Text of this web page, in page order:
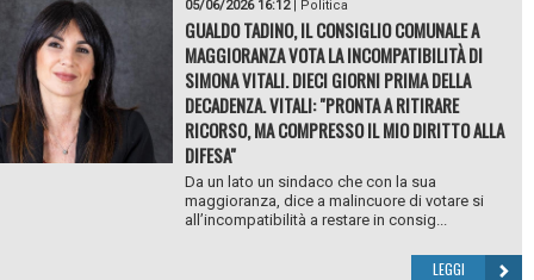
05/06/2026 16:12| Politica
GUALDO TADINO, IL CONSIGLIO COMUNALE A
MAGGIORANZA VOTA LA INCOMPATIBILITÀ DI
SIMONA VITALI. DIECI GIORNI PRIMA DELLA
DECADENZA. VITALI: "PRONTA A RITIRARE
RICORSO, MA COMPRESSO IL MIO DIRITTO ALLA
DIFESA"
Da un lato un sindaco che con la sua
maggioranza, dice a malincuore di votare si
all’incompatibilità a restare in consig...
LEGGI